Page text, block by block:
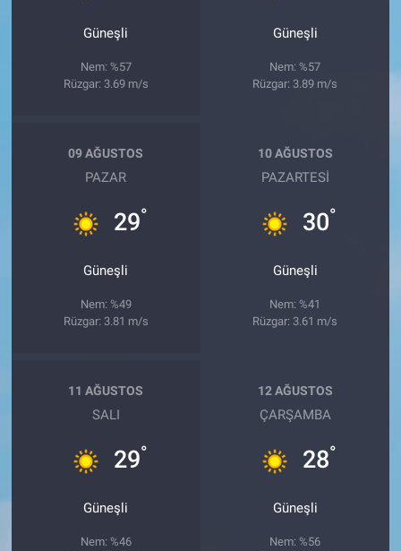
Güneşli
Nem: %57
Rüzgar: 3.69 m/s
Güneşli
Nem: %57
Rüzgar: 3.89 m/s
09 AĞUSTOS
PAZAR
29°
Güneşli
Nem: %49
Rüzgar: 3.81 m/s
10 AĞUSTOS
PAZARTESI
30°
Güneşli
Nem: %41
Rüzgar: 3.61 m/s
11 AĞUSTOS
SALI
29°
Güneşli
Nem: %46
12 AĞUSTOS
ÇARŞAMBA
28°
Güneşli
Nem: %56